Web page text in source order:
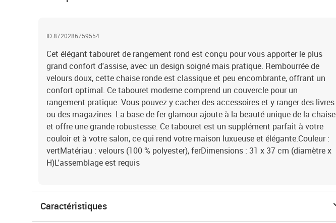
ID 8720286759554
Cet élégant tabouret de rangement rond est conçu pour vous apporter le plus
grand confort d'assise, avec un design soigné mais pratique. Rembourrée de
velours doux, cette chaise ronde est classique et peu encombrante, offrant un
confort optimal. Ce tabouret moderne comprend un couvercle pour un
rangement pratique. Vous pouvez y cacher des accessoires et y ranger des livres
ou des magazines. La base de fer glamour ajoute à la beauté unique de la chaise
et offre une grande robustesse. Ce tabouret est un supplément parfait à votre
couloir et à votre salon, ce qui rend votre maison luxueuse et élégante.Couleur :
vertMatériau : velours (100 % polyester), ferDimensions : 31 x 37 cm (diamètre x
H)L'assemblage est requis
Caractéristiques